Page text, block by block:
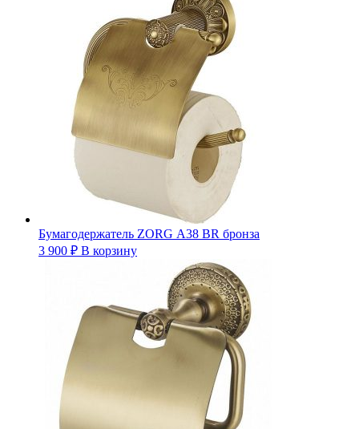
Бумагодержатель ZORG А38 BR бронза
3 900 ₽ В корзину